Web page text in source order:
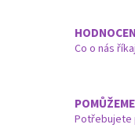
Co o nás
Potřebujete